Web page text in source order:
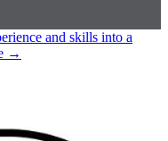
and skills into a
→